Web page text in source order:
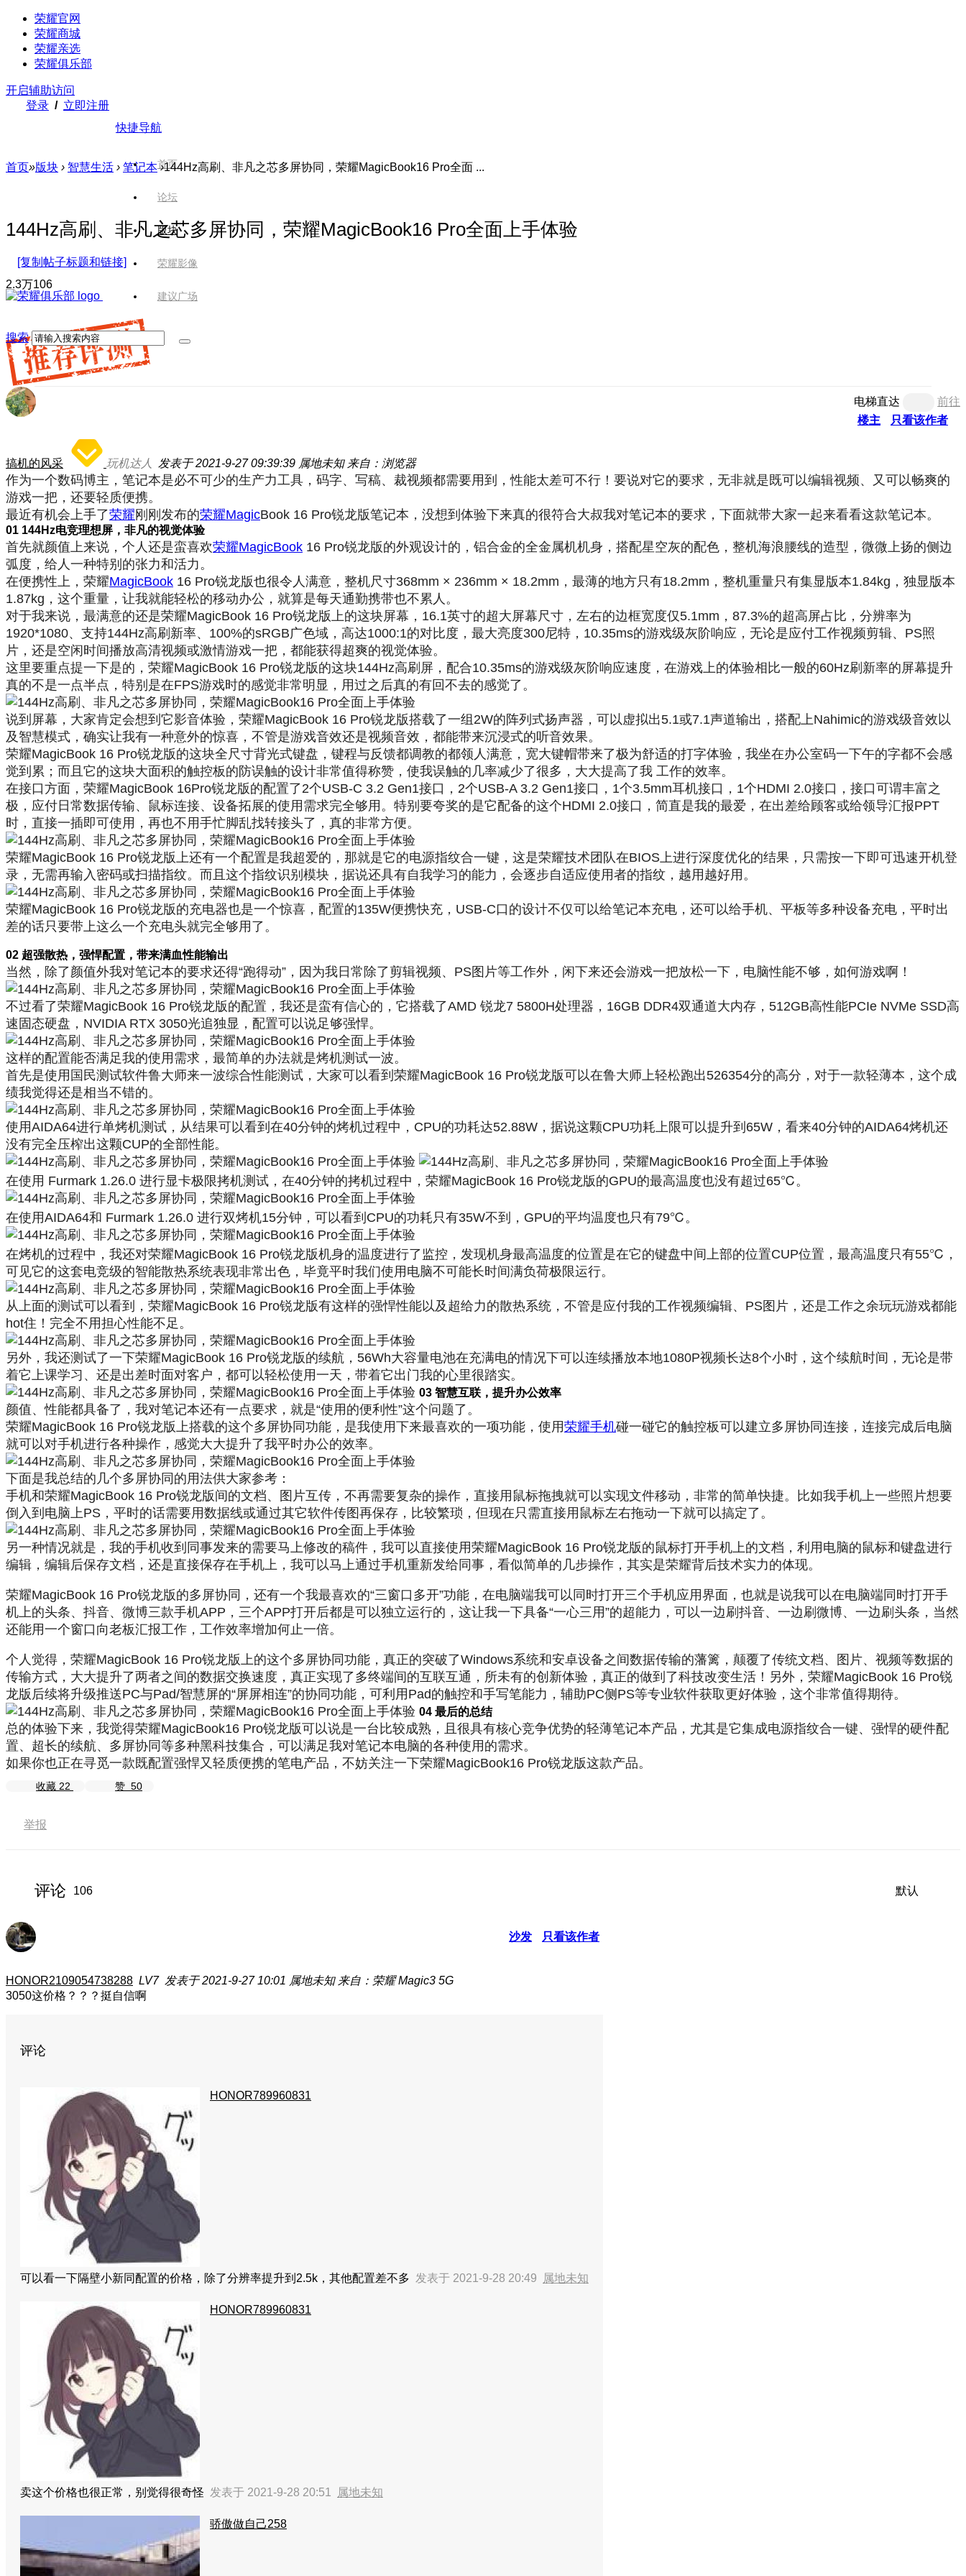
荣耀官网
荣耀商城
荣耀亲选
荣耀俱乐部
开启辅助访问
登录 / 立即注册
快捷导航
首页
论坛
版块
荣耀影像
建议广场
搜索
首页»版块 › 智慧生活 › 笔记本 ›144Hz高刷、非凡之芯多屏协同，荣耀MagicBook16 Pro全面 ...
144Hz高刷、非凡之芯多屏协同，荣耀MagicBook16 Pro全面上手体验
[复制帖子标题和链接]
2.3万106
电梯直达
前往
楼主
只看该作者
搞机的风采 玩机达人 发表于 2021-9-27 09:39:39 属地未知 来自：浏览器
作为一个数码博主，笔记本是必不可少的生产力工具，码字、写稿、裁视频都需要用到，性能太差可不行！要说对它的要求，无非就是既可以编辑视频、又可以畅爽的
游戏一把，还要轻质便携。
最近有机会上手了荣耀刚刚发布的荣耀MagicBook 16 Pro锐龙版笔记本，没想到体验下来真的很符合大叔我对笔记本的要求，下面就带大家一起来看看这款笔记本。
01 144Hz电竞理想屏，非凡的视觉体验
首先就颜值上来说，个人还是蛮喜欢荣耀MagicBook 16 Pro锐龙版的外观设计的，铝合金的全金属机机身，搭配星空灰的配色，整机海浪腰线的造型，微微上扬的侧边
弧度，给人一种特别的张力和活力。
在便携性上，荣耀MagicBook 16 Pro锐龙版也很令人满意，整机尺寸368mm × 236mm × 18.2mm，最薄的地方只有18.2mm，整机重量只有集显版本1.84kg，独显版本
1.87kg，这个重量，让我就能轻松的移动办公，就算是每天通勤携带也不累人。
对于我来说，最满意的还是荣耀MagicBook 16 Pro锐龙版上的这块屏幕，16.1英寸的超大屏幕尺寸，左右的边框宽度仅5.1mm，87.3%的超高屏占比，分辨率为
1920*1080、支持144Hz高刷新率、100%的sRGB广色域，高达1000:1的对比度，最大亮度300尼特，10.35ms的游戏级灰阶响应，无论是应付工作视频剪辑、PS照
片，还是空闲时间播放高清视频或激情游戏一把，都能获得超爽的视觉体验。
这里要重点提一下是的，荣耀MagicBook 16 Pro锐龙版的这块144Hz高刷屏，配合10.35ms的游戏级灰阶响应速度，在游戏上的体验相比一般的60Hz刷新率的屏幕提升
真的不是一点半点，特别是在FPS游戏时的感觉非常明显，用过之后真的有回不去的感觉了。
说到屏幕，大家肯定会想到它影音体验，荣耀MagicBook 16 Pro锐龙版搭载了一组2W的阵列式扬声器，可以虚拟出5.1或7.1声道输出，搭配上Nahimic的游戏级音效以
及智慧模式，确实让我有一种意外的惊喜，不管是游戏音效还是视频音效，都能带来沉浸式的听音效果。
荣耀MagicBook 16 Pro锐龙版的这块全尺寸背光式键盘，键程与反馈都调教的都领人满意，宽大键帽带来了极为舒适的打字体验，我坐在办公室码一下午的字都不会感
觉到累；而且它的这块大面积的触控板的防误触的设计非常值得称赞，使我误触的几率减少了很多，大大提高了我 工作的效率。
在接口方面，荣耀MagicBook 16Pro锐龙版的配置了2个USB-C 3.2 Gen1接口，2个USB-A 3.2 Gen1接口，1个3.5mm耳机接口，1个HDMI 2.0接口，接口可谓丰富之
极，应付日常数据传输、鼠标连接、设备拓展的使用需求完全够用。特别要夸奖的是它配备的这个HDMI 2.0接口，简直是我的最爱，在出差给顾客或给领导汇报PPT
时，直接一插即可使用，再也不用手忙脚乱找转接头了，真的非常方便。
荣耀MagicBook 16 Pro锐龙版上还有一个配置是我超爱的，那就是它的电源指纹合一键，这是荣耀技术团队在BIOS上进行深度优化的结果，只需按一下即可迅速开机登
录，无需再输入密码或扫描指纹。而且这个指纹识别模块，据说还具有自我学习的能力，会逐步自适应使用者的指纹，越用越好用。
荣耀MagicBook 16 Pro锐龙版的充电器也是一个惊喜，配置的135W便携快充，USB-C口的设计不仅可以给笔记本充电，还可以给手机、平板等多种设备充电，平时出
差的话只要带上这么一个充电头就完全够用了。
02 超强散热，强悍配置，带来满血性能输出
当然，除了颜值外我对笔记本的要求还得“跑得动”，因为我日常除了剪辑视频、PS图片等工作外，闲下来还会游戏一把放松一下，电脑性能不够，如何游戏啊！
不过看了荣耀MagicBook 16 Pro锐龙版的配置，我还是蛮有信心的，它搭载了AMD 锐龙7 5800H处理器，16GB DDR4双通道大内存，512GB高性能PCIe NVMe SSD高
速固态硬盘，NVIDIA RTX 3050光追独显，配置可以说足够强悍。
这样的配置能否满足我的使用需求，最简单的办法就是烤机测试一波。
首先是使用国民测试软件鲁大师来一波综合性能测试，大家可以看到荣耀MagicBook 16 Pro锐龙版可以在鲁大师上轻松跑出526354分的高分，对于一款轻薄本，这个成
绩我觉得还是相当不错的。
使用AIDA64进行单烤机测试，从结果可以看到在40分钟的烤机过程中，CPU的功耗达52.88W，据说这颗CPU功耗上限可以提升到65W，看来40分钟的AIDA64烤机还
没有完全压榨出这颗CUP的全部性能。
在使用 Furmark 1.26.0 进行显卡极限拷机测试，在40分钟的拷机过程中，荣耀MagicBook 16 Pro锐龙版的GPU的最高温度也没有超过65℃。
在使用AIDA64和 Furmark 1.26.0 进行双烤机15分钟，可以看到CPU的功耗只有35W不到，GPU的平均温度也只有79℃。
在烤机的过程中，我还对荣耀MagicBook 16 Pro锐龙版机身的温度进行了监控，发现机身最高温度的位置是在它的键盘中间上部的位置CUP位置，最高温度只有55℃，
可见它的这套电竞级的智能散热系统表现非常出色，毕竟平时我们使用电脑不可能长时间满负荷极限运行。
从上面的测试可以看到，荣耀MagicBook 16 Pro锐龙版有这样的强悍性能以及超给力的散热系统，不管是应付我的工作视频编辑、PS图片，还是工作之余玩玩游戏都能
hot住！完全不用担心性能不足。
另外，我还测试了一下荣耀MagicBook 16 Pro锐龙版的续航，56Wh大容量电池在充满电的情况下可以连续播放本地1080P视频长达8个小时，这个续航时间，无论是带
着它上课学习、还是出差时面对客户，都可以轻松使用一天，带着它出门我的心里很踏实。
03 智慧互联，提升办公效率
颜值、性能都具备了，我对笔记本还有一点要求，就是“使用的便利性”这个问题了。
荣耀MagicBook 16 Pro锐龙版上搭载的这个多屏协同功能，是我使用下来最喜欢的一项功能，使用荣耀手机碰一碰它的触控板可以建立多屏协同连接，连接完成后电脑
就可以对手机进行各种操作，感觉大大提升了我平时办公的效率。
下面是我总结的几个多屏协同的用法供大家参考：
手机和荣耀MagicBook 16 Pro锐龙版间的文档、图片互传，不再需要复杂的操作，直接用鼠标拖拽就可以实现文件移动，非常的简单快捷。比如我手机上一些照片想要
倒入到电脑上PS，平时的话需要用数据线或通过其它软件传图再保存，比较繁琐，但现在只需直接用鼠标左右拖动一下就可以搞定了。
另一种情况就是，我的手机收到同事发来的需要马上修改的稿件，我可以直接使用荣耀MagicBook 16 Pro锐龙版的鼠标打开手机上的文档，利用电脑的鼠标和键盘进行
编辑，编辑后保存文档，还是直接保存在手机上，我可以马上通过手机重新发给同事，看似简单的几步操作，其实是荣耀背后技术实力的体现。
荣耀MagicBook 16 Pro锐龙版的多屏协同，还有一个我最喜欢的“三窗口多开”功能，在电脑端我可以同时打开三个手机应用界面，也就是说我可以在电脑端同时打开手
机上的头条、抖音、微博三款手机APP，三个APP打开后都是可以独立运行的，这让我一下具备“一心三用”的超能力，可以一边刷抖音、一边刷微博、一边刷头条，当然
还能用一个窗口向老板汇报工作，工作效率增加何止一倍。
个人觉得，荣耀MagicBook 16 Pro锐龙版上的这个多屏协同功能，真正的突破了Windows系统和安卓设备之间数据传输的藩篱，颠覆了传统文档、图片、视频等数据的
传输方式，大大提升了两者之间的数据交换速度，真正实现了多终端间的互联互通，所未有的创新体验，真正的做到了科技改变生活！另外，荣耀MagicBook 16 Pro锐
龙版后续将升级推送PC与Pad/智慧屏的“屏屏相连”的协同功能，可利用Pad的触控和手写笔能力，辅助PC侧PS等专业软件获取更好体验，这个非常值得期待。
04 最后的总结
总的体验下来，我觉得荣耀MagicBook16 Pro锐龙版可以说是一台比较成熟，且很具有核心竞争优势的轻薄笔记本产品，尤其是它集成电源指纹合一键、强悍的硬件配
置、超长的续航、多屏协同等多种黑科技集合，可以满足我对笔记本电脑的各种使用的需求。
如果你也正在寻觅一款既配置强悍又轻质便携的笔电产品，不妨关注一下荣耀MagicBook16 Pro锐龙版这款产品。
收藏 22 赞 50
举报
评论 106 默认
沙发 只看该作者
HONOR2109054738288 LV7 发表于 2021-9-27 10:01 属地未知 来自：荣耀 Magic3 5G
3050这价格？？？挺自信啊
评论
HONOR789960831
可以看一下隔壁小新同配置的价格，除了分辨率提升到2.5k，其他配置差不多 发表于 2021-9-28 20:49 属地未知
HONOR789960831
卖这个价格也很正常，别觉得很奇怪 发表于 2021-9-28 20:51 属地未知
骄傲做自己258